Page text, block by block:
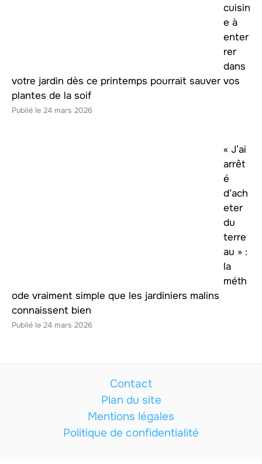
cuisin
e à
enter
rer
dans
votre jardin dès ce printemps pourrait sauver vos
plantes de la soif
24 mars 2026
« J’ai
arrêt
é
d’ach
eter
du
terre
au » :
la
méth
ode vraiment simple que les jardiniers malins
connaissent bien
24 mars 2026
Contact
Plan du site
Mentions légales
Politique de confidentialité